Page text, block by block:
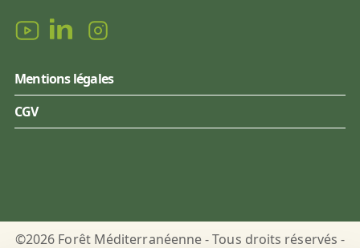
Mentions légales
CGV
©2026 Forêt Méditerranéenne - Tous droits réservés -